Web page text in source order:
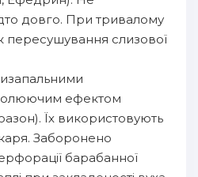
довго. При тривалому
пересушування слизової
ефектом
Їх використовують
Заборонено
барабанної